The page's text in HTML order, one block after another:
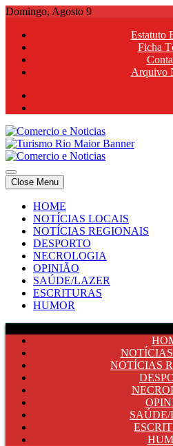
Skip
content
Domingo, Agosto 9
Estatuto
Ficha
Arquivo
Comercio e Noticias
Notícias e Publicidade Online
Comercio e Noticias
Notícias e Publicidade Online
Close Menu
HOME
NOTÍCIAS LOCAIS
NOTÍCIAS REGIONAIS
DESPORTO
NECROLOGIA
OPINIÃO
SAÚDE/LAZER
ESCRITURAS
HUMOR
NOTÍCIAS